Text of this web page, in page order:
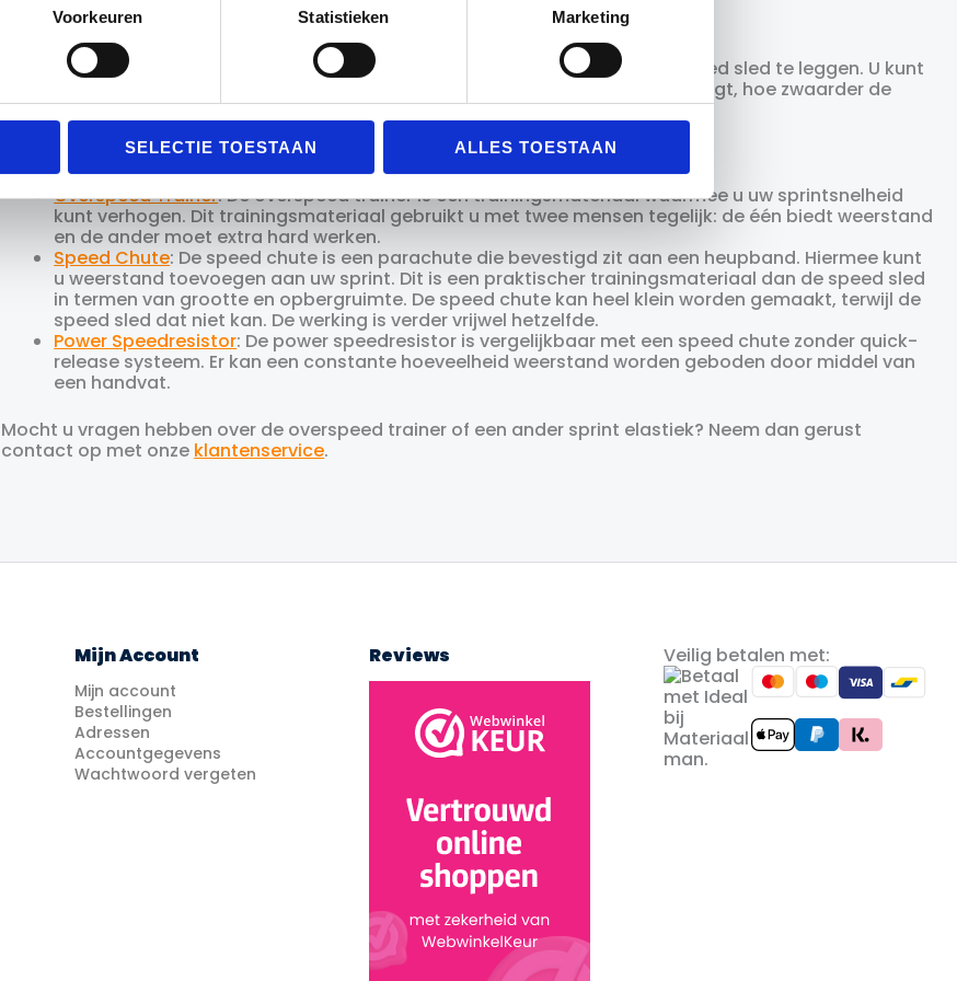
Voorkeuren Statistieken Marketing
SELECTIE TOESTAAN ALLES TOESTAAN
Trainen met de speed sled wordt zwaarder gemaakt door gewichten op de speed sled te leggen. U kunt
zoveel gewicht toevoegen als u zelf wilt. Hoe meer gewicht u op de speed sled legt, hoe zwaarder de
training wordt.
Soortgelijk Trainingsmateriaal
Overspeed Trainer: De overspeed trainer is een trainingsmateriaal waarmee u uw sprintsnelheid
kunt verhogen. Dit trainingsmateriaal gebruikt u met twee mensen tegelijk: de één biedt weerstand
en de ander moet extra hard werken.
Speed Chute: De speed chute is een parachute die bevestigd zit aan een heupband. Hiermee kunt
u weerstand toevoegen aan uw sprint. Dit is een praktischer trainingsmateriaal dan de speed sled
in termen van grootte en opbergruimte. De speed chute kan heel klein worden gemaakt, terwijl de
speed sled dat niet kan. De werking is verder vrijwel hetzelfde.
Power Speedresistor: De power speedresistor is vergelijkbaar met een speed chute zonder quick-
release systeem. Er kan een constante hoeveelheid weerstand worden geboden door middel van
een handvat.
Mocht u vragen hebben over de overspeed trainer of een ander sprint elastiek? Neem dan gerust
contact op met onze klantenservice.
Mijn Account
Mijn account
Bestellingen
Adressen
Accountgegevens
Wachtwoord vergeten
Reviews Veilig betalen met: